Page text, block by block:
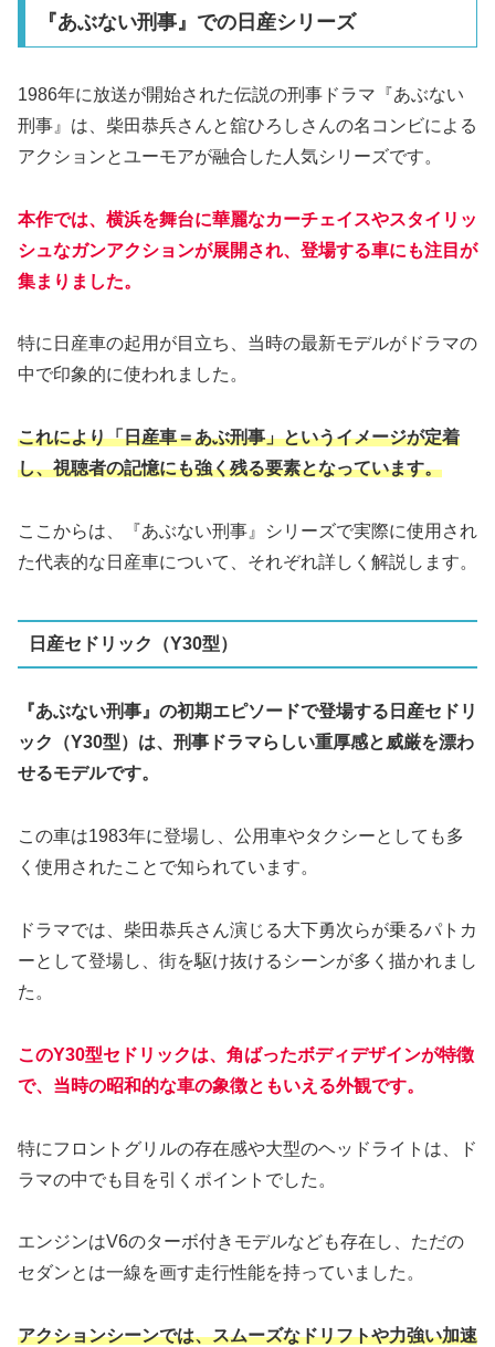
『あぶない刑事』での日産シリーズ
1986年に放送が開始された伝説の刑事ドラマ『あぶない
刑事』は、柴田恭兵さんと舘ひろしさんの名コンビによる
アクションとユーモアが融合した人気シリーズです。
本作では、横浜を舞台に華麗なカーチェイスやスタイリッ
シュなガンアクションが展開され、登場する車にも注目が
集まりました。
特に日産車の起用が目立ち、当時の最新モデルがドラマの
中で印象的に使われました。
これにより「日産車＝あぶ刑事」というイメージが定着
し、視聴者の記憶にも強く残る要素となっています。
ここからは、『あぶない刑事』シリーズで実際に使用され
た代表的な日産車について、それぞれ詳しく解説します。
日産セドリック（Y30型）
『あぶない刑事』の初期エピソードで登場する日産セドリ
ック（Y30型）は、刑事ドラマらしい重厚感と威厳を漂わ
せるモデルです。
この車は1983年に登場し、公用車やタクシーとしても多
く使用されたことで知られています。
ドラマでは、柴田恭兵さん演じる大下勇次らが乗るパトカ
ーとして登場し、街を駆け抜けるシーンが多く描かれまし
た。
このY30型セドリックは、角ばったボディデザインが特徴
で、当時の昭和的な車の象徴ともいえる外観です。
特にフロントグリルの存在感や大型のヘッドライトは、ド
ラマの中でも目を引くポイントでした。
エンジンはV6のターボ付きモデルなども存在し、ただの
セダンとは一線を画す走行性能を持っていました。
アクションシーンでは、スムーズなドリフトや力強い加速